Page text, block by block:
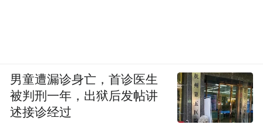
男童遭漏诊身亡，首诊医生
被判刑一年，出狱后发帖讲
述接诊经过